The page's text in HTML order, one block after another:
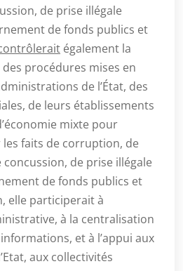
de prise illégale
de fonds publics et
également la
procédures mises en
de l’État, des
de leurs établissements
mixte pour
faits de corruption, de
concussion, de prise illégale
de fonds publics et
elle participerait à
à la centralisation
et à l’appui aux
aux collectivités